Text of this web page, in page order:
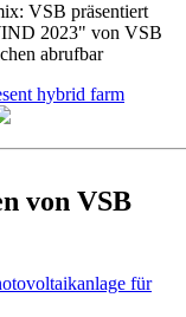
VSB präsentiert
2023" von VSB
abrufbar
hybrid farm
von VSB
für